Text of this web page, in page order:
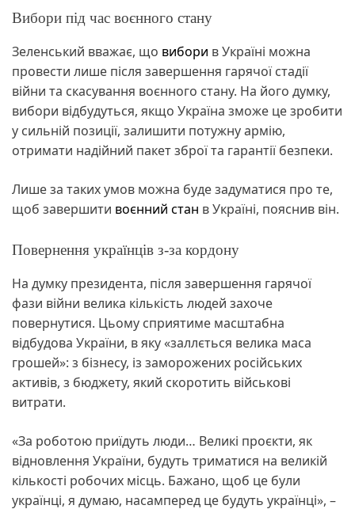
Вибори під час воєнного стану
Зеленський вважає, що вибори в Україні можна
провести лише після завершення гарячої стадії
війни та скасування воєнного стану. На його думку,
вибори відбудуться, якщо Україна зможе це зробити
у сильній позиції, залишити потужну армію,
отримати надійний пакет зброї та гарантії безпеки.
Лише за таких умов можна буде задуматися про те,
щоб завершити воєнний стан в Україні, пояснив він.
Повернення українців з-за кордону
На думку президента, після завершення гарячої
фази війни велика кількість людей захоче
повернутися. Цьому сприятиме масштабна
відбудова України, в яку «заллється велика маса
грошей»: з бізнесу, із заморожених російських
активів, з бюджету, який скоротить військові
витрати.
«За роботою приїдуть люди… Великі проєкти, як
відновлення України, будуть триматися на великій
кількості робочих місць. Бажано, щоб це були
українці, я думаю, насамперед це будуть українці», –